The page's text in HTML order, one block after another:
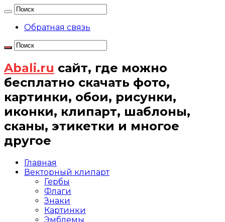
Обратная связь
Abali.ru сайт, где можно
бесплатно скачать фото,
картинки, обои, рисунки,
иконки, клипарт, шаблоны,
сканы, этикетки и многое
другое
Главная
Векторный клипарт
Гербы
Флаги
Знаки
Картинки
Эмблемы